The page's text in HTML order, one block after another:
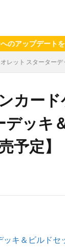
デートをお願い
ット スターター
カード
デッキ
予定】
キ＆ビルドセ